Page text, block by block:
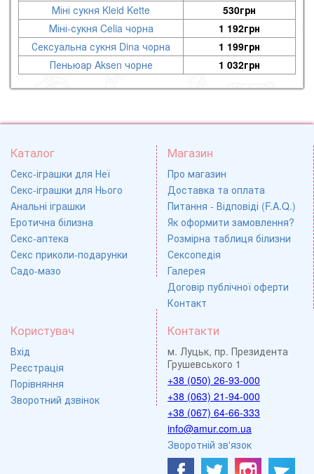
Міні сукня Kleid Kette
530грн
Міні-сукня Celia чорна
1 192грн
Сексуальна сукня Dina чорна
1 199грн
Пеньюар Aksen чорне
1 032грн
Каталог
Секс-іграшки для Неї
Секс-іграшки для Нього
Анальні іграшки
Еротична білизна
Секс-аптека
Секс приколи-подарунки
Садо-мазо
Магазин
Про магазин
Доставка та оплата
Питання - Відповіді (F.A.Q.)
Як оформити замовлення?
Розмірна таблиця білизни
Сексопедія
Галерея
Договір публічної оферти
Контакт
Користувач
Вхід
Реєстрація
Порівняння
Зворотний дзвінок
Контакти
м. Луцьк, пр. Президента
Грушевського 1
+38 (050) 26-93-000
+38 (063) 21-94-000
+38 (067) 64-66-333
info@amur.com.ua
Зворотній зв'язок